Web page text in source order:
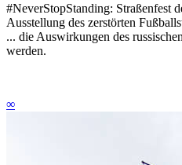
#NeverStopStanding: Straßenfest
Ausstellung des zerstörten
... die Auswirkungen des
werden.
∞